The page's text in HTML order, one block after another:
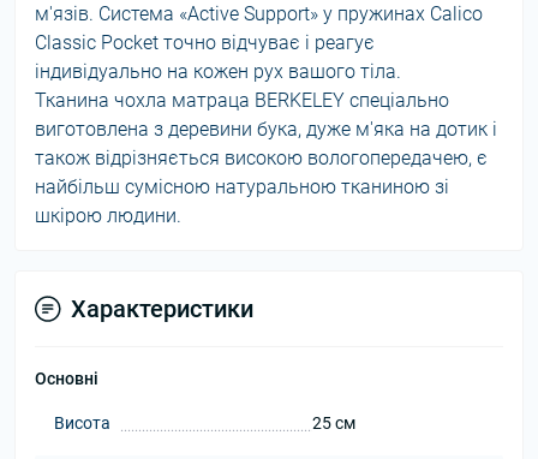
м'язів. Система «Active Support» у пружинах Calico
Classic Pocket точно відчуває і реагує
індивідуально на кожен рух вашого тіла.
Тканина чохла матраца BERKELEY спеціально
виготовлена з деревини бука, дуже м'яка на дотик і
також відрізняється високою вологопередачею, є
найбільш сумісною натуральною тканиною зі
шкірою людини.
Характеристики
Основні
Висота 25 см